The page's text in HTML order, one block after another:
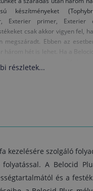
készítményeket
Exterier primer,
csak akkor vigyen fel,
megszáradt. Ebben az
három hét is lehet. Ha a
felvihet.
Nem javasoljuk,
a terméket. Ha a fa
előtt forduljon a
részletek...
kezelésére szolgáló
A Belocid
és a